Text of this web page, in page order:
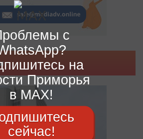
с
на
Приморья
в MAX!
сейчас!